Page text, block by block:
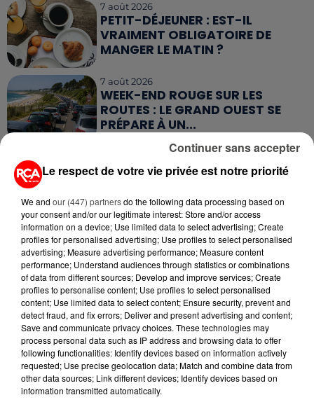
7 août 2026
PETIT-DÉJEUNER : EST-IL
VRAIMENT OBLIGATOIRE DE
MANGER LE MATIN ?
7 août 2026
WEEK-END ROUGE SUR LES
ROUTES : LE GRAND OUEST SE
PRÉPARE À UN...
MÉGOTS ET FEUX DE FORÊT : LES
TAXÉS...
6 août 2026
CANICULE : POURQUOI LES
BOUTEILLES D'EAU
DISPARAISSENT DES RAYONS...
5 août 2026
MANGER SAINEMENT COÛTE 25 %
PLUS CHER QU'IL Y A CINQ ANS,
ALERTE L’ONU
5 août 2026
QUELLES SONT LES MARQUES QUI
Le respect de votre vie privée est notre priorité
We and our (447) partnersdo the following data processing based on
your consent and/or our legitimate interest: Store and/or access
information on a device; Use limited data to select advertising; Create
profiles for personalised advertising; Use profiles to select personalised
advertising; Measure advertising performance; Measure content
performance; Understand audiences through statistics or combinations
of data from different sources; Develop and improve services; Create
profiles to personalise content; Use profiles to select personalised
content; Use limited data to select content; Ensure security, prevent and
detect fraud, and fix errors; Deliver and present advertising and content;
Save and communicate privacy choices. These technologies may
process personal data such as IP address and browsing data to offer
following functionalities: Identify devices based on information actively
requested; Use precise geolocation data; Match and combine data from
other data sources; Link different devices; Identify devices based on
information transmitted automatically.
Continuer sans accepter